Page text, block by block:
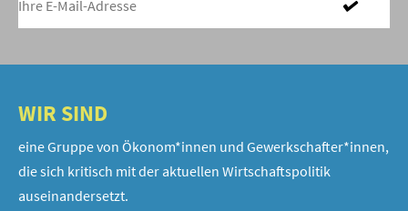
WIR SIND
eine Gruppe von Ökonom*innen und Gewerkschafter*innen,
die sich kritisch mit der aktuellen Wirtschaftspolitik
auseinandersetzt.